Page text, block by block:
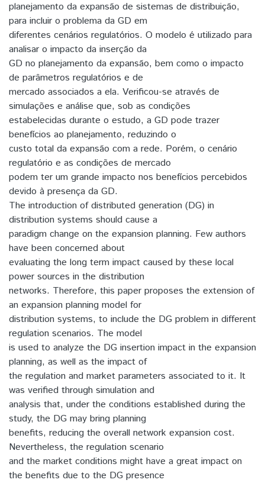
planejamento da expansão de sistemas de distribuição,
para incluir o problema da GD em
diferentes cenários regulatórios. O modelo é utilizado para
analisar o impacto da inserção da
GD no planejamento da expansão, bem como o impacto
de parâmetros regulatórios e de
mercado associados a ela. Verificou-se através de
simulações e análise que, sob as condições
estabelecidas durante o estudo, a GD pode trazer
benefícios ao planejamento, reduzindo o
custo total da expansão com a rede. Porém, o cenário
regulatório e as condições de mercado
podem ter um grande impacto nos benefícios percebidos
devido à presença da GD.
The introduction of distributed generation (DG) in
distribution systems should cause a
paradigm change on the expansion planning. Few authors
have been concerned about
evaluating the long term impact caused by these local
power sources in the distribution
networks. Therefore, this paper proposes the extension of
an expansion planning model for
distribution systems, to include the DG problem in different
regulation scenarios. The model
is used to analyze the DG insertion impact in the expansion
planning, as well as the impact of
the regulation and market parameters associated to it. It
was verified through simulation and
analysis that, under the conditions established during the
study, the DG may bring planning
benefits, reducing the overall network expansion cost.
Nevertheless, the regulation scenario
and the market conditions might have a great impact on
the benefits due to the DG presence